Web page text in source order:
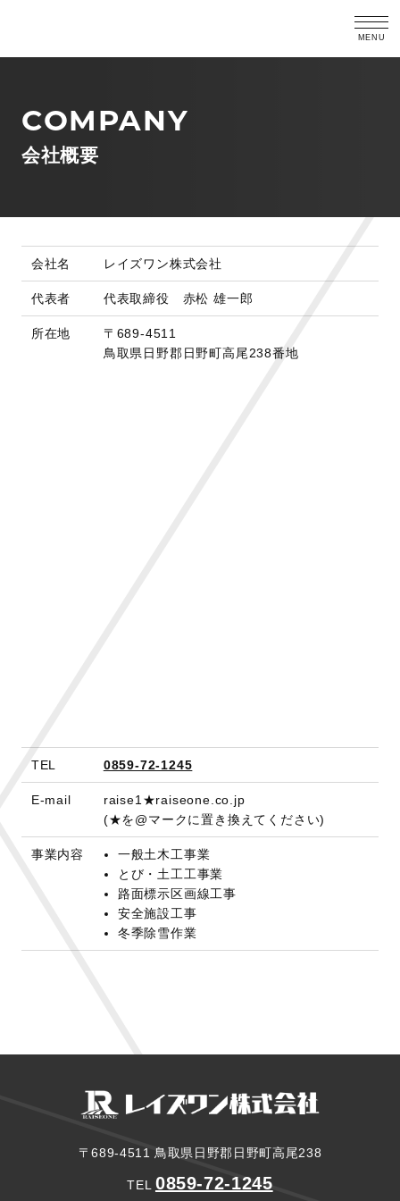
COMPANY
会社概要
会社名 レイズワン株式会社
代表者 代表取締役 赤松 雄一郎
所在地
〒689-4511
鳥取県日野郡日野町高尾238番地
TEL 0859-72-1245
E-mail
raise1★raiseone.co.jp
(★を@マークに置き換えてください)
事業内容
一般土木工事業
とび・土工工事業
路面標示区画線工事
安全施設工事
冬季除雪作業
〒689-4511 鳥取県日野郡日野町高尾238
TEL 0859-72-1245